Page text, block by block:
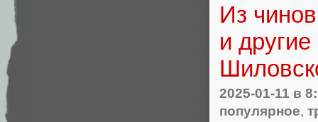
Из
и
2025-01-11 в
популярное,